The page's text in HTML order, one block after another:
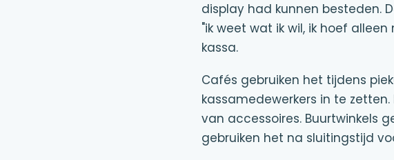
display had kunnen besteden.
"ik weet wat ik wil, ik hoef
kassa.
Cafés gebruiken het tijdens
kassamedewerkers in te
van accessoires. Buurtwinkels
gebruiken het na sluitingstijd